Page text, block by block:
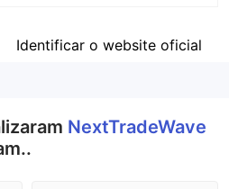
Identificar o website oficial
NextTradeWave